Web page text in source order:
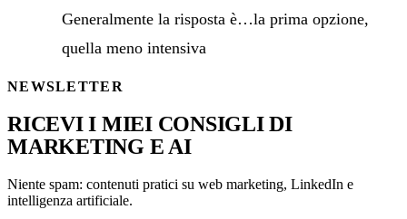
Generalmente la risposta è…la prima opzione,
quella meno intensiva
NEWSLETTER
RICEVI I MIEI CONSIGLI DI
MARKETING E AI
Niente spam: contenuti pratici su web marketing, LinkedIn e
intelligenza artificiale.